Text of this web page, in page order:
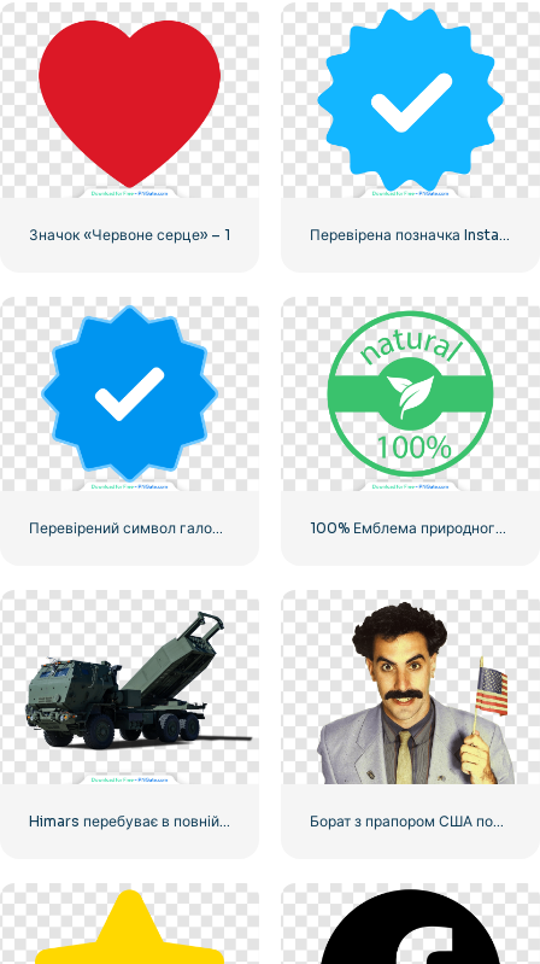
Значок «Червоне серце» – 1
Himars перебуває в повній бойовій готовності Борат з прапором США посміхається